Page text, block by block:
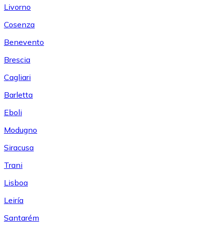
Livorno
Cosenza
Benevento
Brescia
Cagliari
Barletta
Eboli
Modugno
Siracusa
Trani
Lisboa
Leiría
Santarém